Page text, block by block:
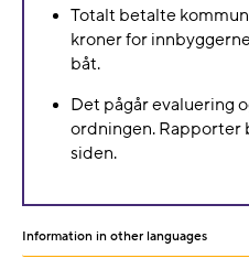
Totalt betalte
kroner for
båt.
Det pågår evaluering
ordningen. Rapporter
siden.
Information in other languages